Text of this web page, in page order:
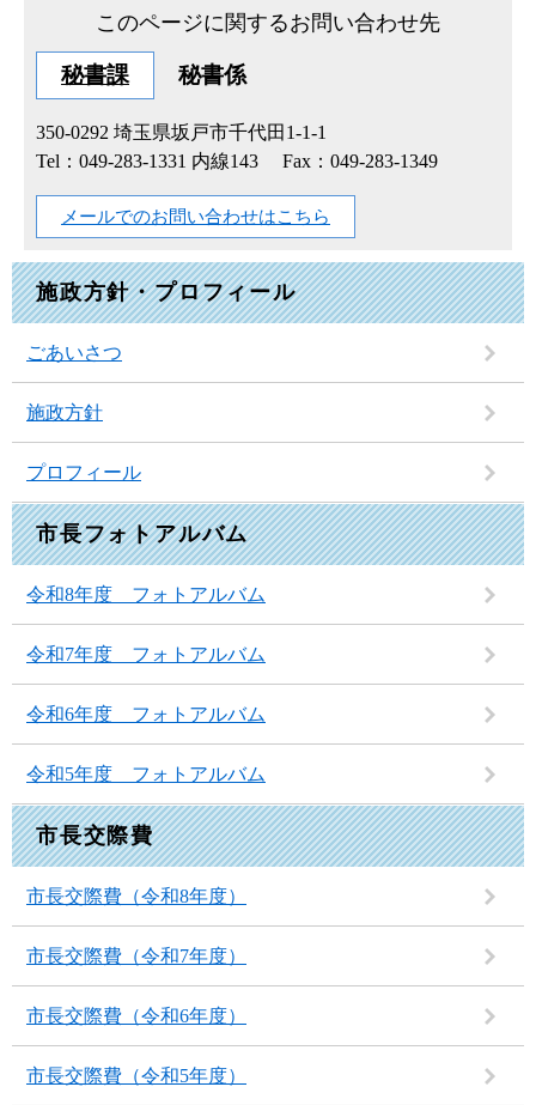
このページに関するお問い合わせ先
秘書課 秘書係
350-0292 埼玉県坂戸市千代田1-1-1
Tel：049-283-1331 内線143
Fax：049-283-1349
メールでのお問い合わせはこちら
施政方針・プロフィール
ごあいさつ
施政方針
プロフィール
市長フォトアルバム
令和8年度 フォトアルバム
令和7年度 フォトアルバム
令和6年度 フォトアルバム
令和5年度 フォトアルバム
市長交際費
市長交際費（令和8年度）
市長交際費（令和7年度）
市長交際費（令和6年度）
市長交際費（令和5年度）